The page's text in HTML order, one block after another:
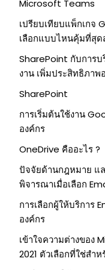
Microsoft Teams
เปรียบเทียบแพ็กเกจ
เลือกแบบไหนคุ้มที่สุ
SharePoint กับการบ
งาน เพิ่มประสิทธิภาพ
SharePoint
การเริ่มต้นใช้งาน
องค์กร
OneDrive คืออะไร ?
ปัจจัยด้านกฎหมาย แ
พิจารณาเมื่อเลือก
การเลือกผู้ให้บริการ
องค์กร
เข้าใจความต่างของ
2021 ตัวเลือกที่ใช่สำ